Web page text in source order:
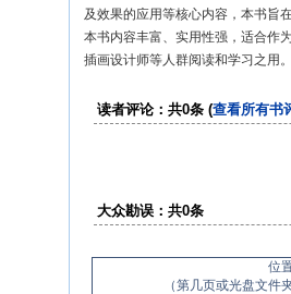
及效果的应用等核心内容，本书旨
本书内容丰富、实用性强，适合作
插画设计师等人群阅读和学习之用
读者评论：共0条 (查看所有书
大众勘误：共0条
位
（第几页或光盘文件